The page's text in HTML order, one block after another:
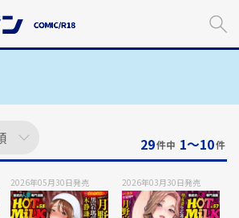
29件中 1〜10件
2026年05月30日発売 2026年03月30日発売